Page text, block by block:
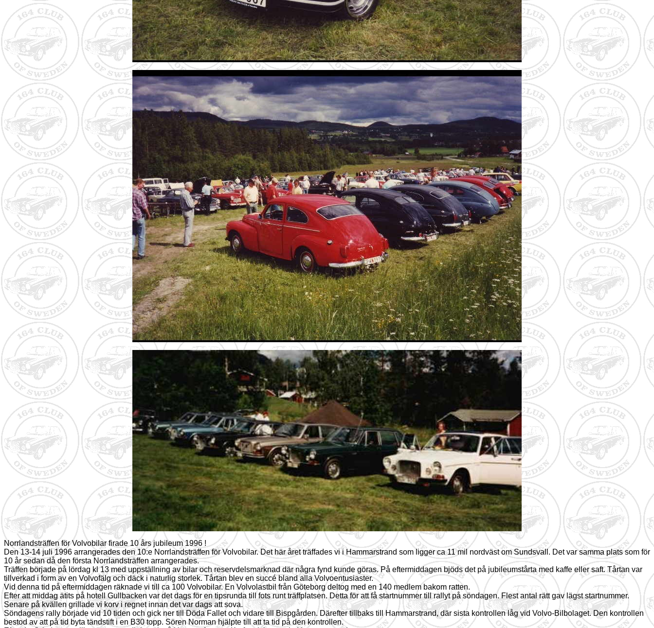
Norrlandsträffen för Volvobilar firade 10 års jubileum 1996 !
Den 13-14 juli 1996 arrangerades den 10:e Norrlandsträffen för Volvobilar. Det här året träffades vi i Hammarstrand som ligger ca 11 mil nordväst om Sundsvall. Det var samma plats som för
10 år sedan då den första Norrlandsträffen arrangerades.
Träffen började på lördag kl 13 med uppställning av bilar och reservdelsmarknad där några fynd kunde göras. På eftermiddagen bjöds det på jubileumstårta med kaffe eller saft. Tårtan var
tillverkad i form av en Volvofälg och däck i naturlig storlek. Tårtan blev en succé bland alla Volvoentusiaster.
Vid denna tid på eftermiddagen räknade vi till ca 100 Volvobilar. En Volvolastbil från Göteborg deltog med en 140 medlem bakom ratten.
Efter att middag ätits på hotell Gullbacken var det dags för en tipsrunda till fots runt träffplatsen. Detta för att få startnummer till rallyt på söndagen. Flest antal rätt gav lägst startnummer.
Senare på kvällen grillade vi korv i regnet innan det var dags att sova.
Söndagens rally började vid 10 tiden och gick ner till Döda Fallet och vidare till Bispgården. Därefter tillbaks till Hammarstrand, där sista kontrollen låg vid Volvo-Bilbolaget. Den kontrollen
bestod av att på tid byta tändstift i en B30 topp. Sören Norman hjälpte till att ta tid på den kontrollen.